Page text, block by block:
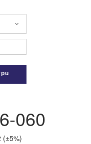
060
(±5%)